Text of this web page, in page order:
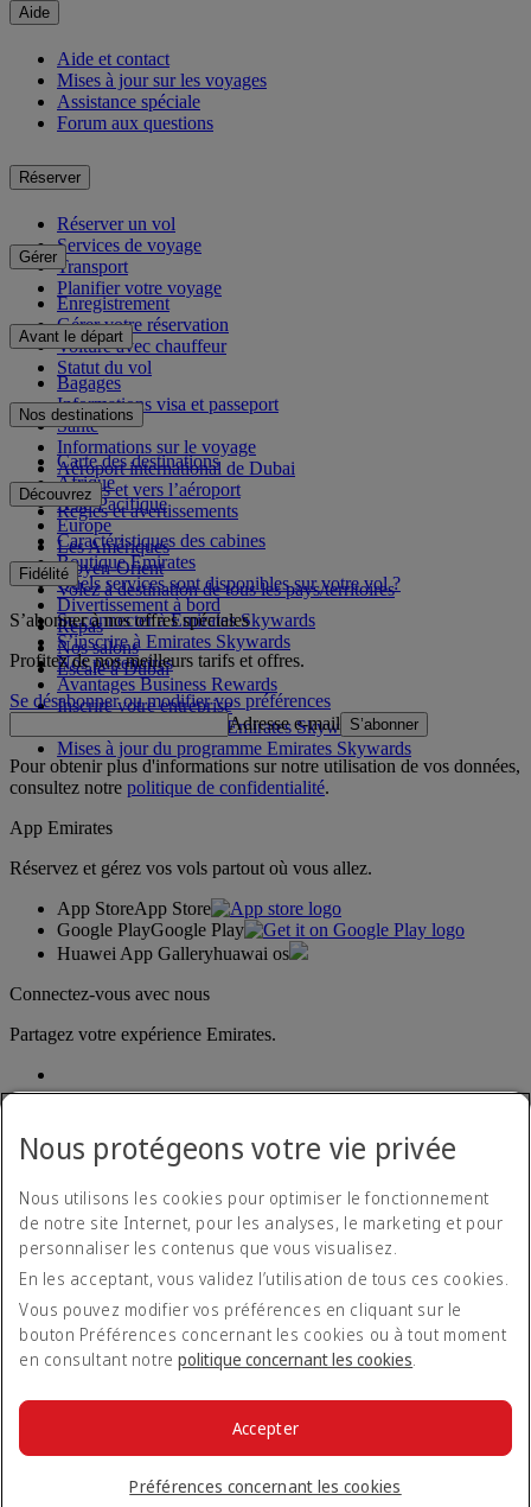
Aide
Aide et contact
Mises à jour sur les voyages
Assistance spéciale
Forum aux questions
Réserver
Réserver un vol
Services de voyage
Transport
Planifier votre voyage
Gérer
Enregistrement
Gérer votre réservation
Voiture avec chauffeur
Statut du vol
Avant le départ
Bagages
Informations visa et passeport
Santé
Informations sur le voyage
Aéroport international de Dubai
Depuis et vers l’aéroport
Règles et avertissements
Nos destinations
Carte des destinations
Afrique
Asie-Pacifique
Europe
Les Amériques
Moyen-Orient
Volez à destination de tous les pays/territoires
Découvrez
Caractéristiques des cabines
Boutique Emirates
Quels services sont disponibles sur votre vol ?
Divertissement à bord
Repas
Nos salons
Escale à Dubai
Fidélité
Se connecter à Emirates Skywards
S’inscrire à Emirates Skywards
Nos partenaires
Avantages Business Rewards
Inscrire votre entreprise
Règles du programme Emirates Skywards
Mises à jour du programme Emirates Skywards
S’abonner à nos offres spéciales
Profitez de nos meilleurs tarifs et offres.
Se désabonner ou modifier vos préférences
Adresse e-mail S’abonner
Pour obtenir plus d'informations sur notre utilisation de vos données,
consultez notre politique de confidentialité.
App Emirates
Réservez et gérez vos vols partout où vous allez.
App StoreApp Store
Google PlayGoogle Play
Huawei App Galleryhuawai os
Connectez-vous avec nous
Partagez votre expérience Emirates.
Déclaration d'accessibilité
Politique de confidentialité
Conditions générales
Politique en matière de cookies
Cyber-sécurité
Déclaration de transparence vis-à-vis de la loi sur l’esclavage
© 2026 The Emirates Group. Tous droits réservés.
Nous protégeons votre vie privée
Nous utilisons les cookies pour optimiser le fonctionnement
de notre site Internet, pour les analyses, le marketing et pour
personnaliser les contenus que vous visualisez.
En les acceptant, vous validez l’utilisation de tous ces cookies.
Vous pouvez modifier vos préférences en cliquant sur le
bouton Préférences concernant les cookies ou à tout moment
en consultant notrepolitique concernant les cookies.
Préférences concernant les cookies
Accepter